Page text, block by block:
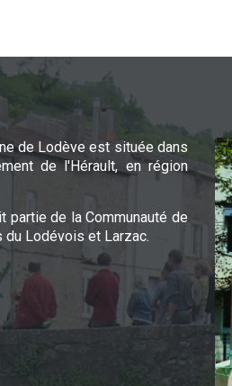
de Lodève est située dans
de l'Hérault, en région
partie de la Communauté de
du Lodévois et Larzac.